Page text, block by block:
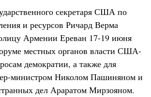
секретаря США по
и ресурсов Ричард Верма
Армении Ереван 17-19 июня
местных органов власти США-
демократии, а также для
министром Николом Пашиняном и
дел Араратом Мирзояном.